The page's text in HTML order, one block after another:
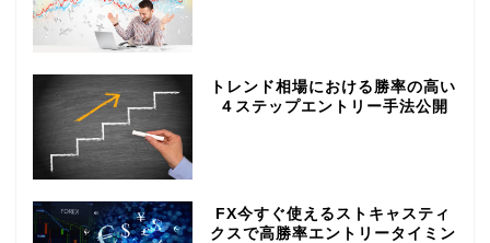
トレンド相場における勝率の高い
４ステップエントリー手法公開
FX今すぐ使えるストキャスティ
クスで高勝率エントリータイミン